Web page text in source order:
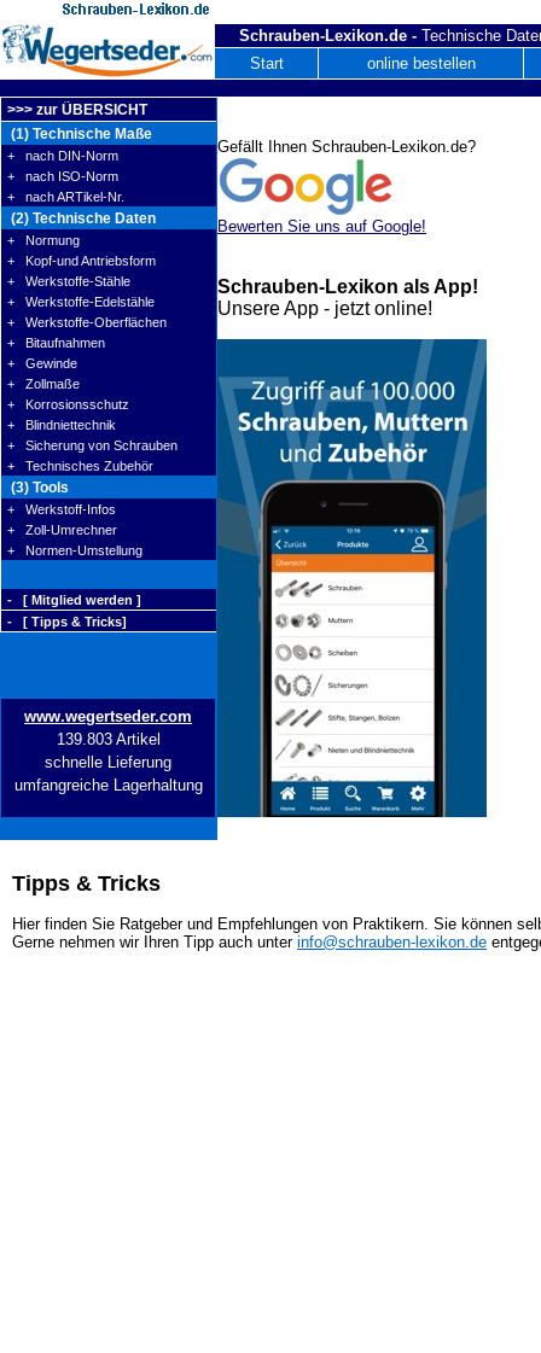
Schrauben-Lexikon.de - Technische
Start
online bestellen
>>> zur ÜBERSICHT
(1) Technische Maße
+ nach DIN-Norm
+ nach ISO-Norm
+ nach ARTikel-Nr.
(2) Technische Daten
+ Normung
+ Kopf-und Antriebsform
+ Werkstoffe-Stähle
+ Werkstoffe-Edelstähle
+ Werkstoffe-Oberflächen
+ Bitaufnahmen
+ Gewinde
+ Zollmaße
+ Korrosionsschutz
+ Blindniettechnik
+ Sicherung von Schrauben
+ Technisches Zubehör
(3) Tools
+ Werkstoff-Infos
+ Zoll-Umrechner
+ Normen-Umstellung
- [ Mitglied werden ]
- [ Tipps & Tricks]
www.wegertseder.com
139.803 Artikel
schnelle Lieferung
umfangreiche Lagerhaltung
Tipps & Tricks
Hier finden Sie Ratgeber und Empfehlungen von Praktikern. Sie können
Gerne nehmen wir Ihren Tipp auch unter info@schrauben-lexikon.de
Gefällt Ihnen Schrauben-Lexikon.de?
Bewerten Sie uns auf Google!
Schrauben-Lexikon als App!
Unsere App - jetzt online!